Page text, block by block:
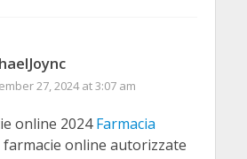
27, 2024 at 3:07 am
online 2024Farmacia
farmacie online autorizzate